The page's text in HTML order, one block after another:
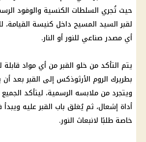
حيث تُجري السلطات الكنسية والوفود
لقبر السيد المسيح داخل كنيسة القيامة،
أي مصدر صناعي للنور أو النار.
يتم التأكد من خلو القبر من أي مواد
بطريرك الروم الأرثوذكس إلى القبر بعد
ويتجرد من ملابسه الرسمية، ليتأكد
أداة إشعال، ثم يُغلق باب القبر عليه
خاصة طلبًا لانبعاث النور.